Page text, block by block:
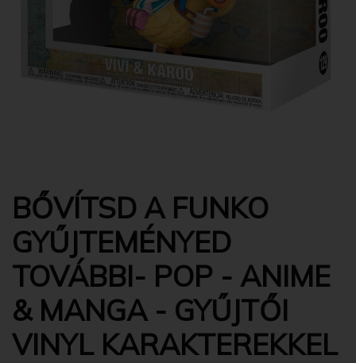
BŐVÍTSD A FUNKO
GYŰJTEMÉNYED
TOVÁBBI- POP - ANIME
& MANGA - GYŰJTŐI
VINYL KARAKTEREKKEL